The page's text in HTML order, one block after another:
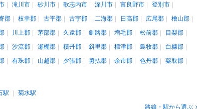
滝川市 砂川市 歌志内市 深川市 富良野市
登別市
郡 枝幸郡 古平郡 古宇郡 二海郡 日高郡 広尾郡
檜山郡
川上郡 茅部郡 久遠郡 釧路郡 増毛郡 松前郡
目梨郡
沙流郡 瀬棚郡 積丹郡 斜里郡 標津郡 島牧郡
白糠郡
有珠郡 山越郡 夕張郡 勇払郡 余市郡 色丹郡
蘂取郡
駅
菊水駅
路線・駅から選ぶ